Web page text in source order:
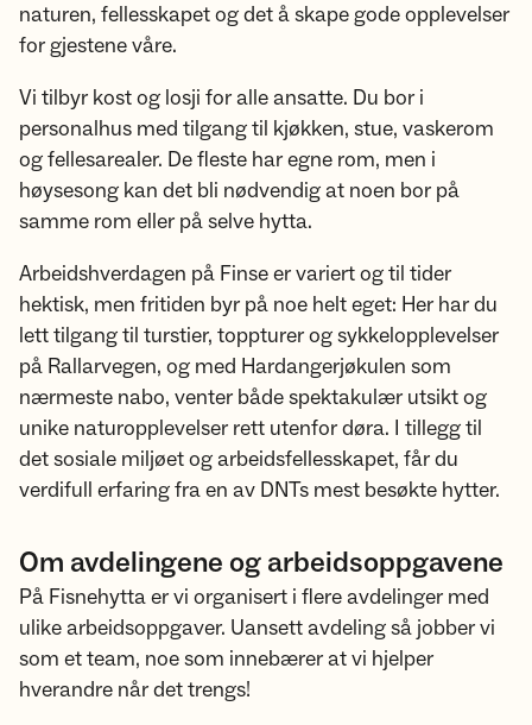
naturen, fellesskapet og det å skape gode opplevelser
for gjestene våre.
Vi tilbyr kost og losji for alle ansatte. Du bor i
personalhus med tilgang til kjøkken, stue, vaskerom
og fellesarealer. De fleste har egne rom, men i
høysesong kan det bli nødvendig at noen bor på
samme rom eller på selve hytta.
Arbeidshverdagen på Finse er variert og til tider
hektisk, men fritiden byr på noe helt eget: Her har du
lett tilgang til turstier, toppturer og sykkelopplevelser
på Rallarvegen, og med Hardangerjøkulen som
nærmeste nabo, venter både spektakulær utsikt og
unike naturopplevelser rett utenfor døra. I tillegg til
det sosiale miljøet og arbeidsfellesskapet, får du
verdifull erfaring fra en av DNTs mest besøkte hytter.
Om avdelingene og arbeidsoppgavene
På Fisnehytta er vi organisert i flere avdelinger med
ulike arbeidsoppgaver. Uansett avdeling så jobber vi
som et team, noe som innebærer at vi hjelper
hverandre når det trengs!